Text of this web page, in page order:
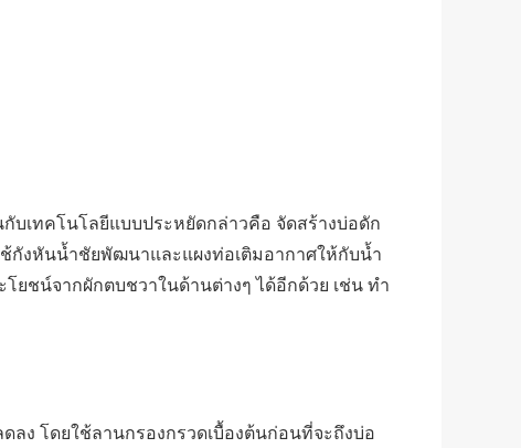
บเทคโนโลยีแบบประหยัดกล่าวคือ จัดสร้างบ่อดัก
กังหันน้ำชัยพัฒนาและแผงท่อเติมอากาศให้กับน้ำ
ชน์จากผักตบชวาในด้านต่างๆ ได้อีกด้วย เช่น ทำ
ง โดยใช้ลานกรองกรวดเบื้องต้นก่อนที่จะถึงบ่อ